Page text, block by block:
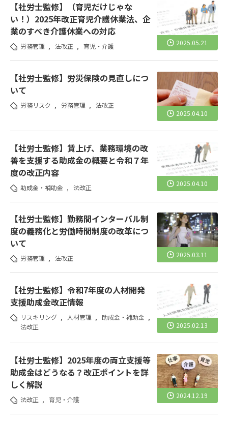
2025.05.21
【社労士監修】（育児だけじゃな
い！）2025年改正育児介護休業法、企
業のすべき介護休業への対応
労務管理 , 法改正 , 育児・介護
2025.04.10
【社労士監修】労災保険の見直しにつ
いて
労務リスク , 労務管理 , 法改正
2025.04.10
【社労士監修】賃上げ、業務環境の改
善を支援する助成金の概要と令和７年
度の改正内容
助成金・補助金 , 法改正
2025.03.11
【社労士監修】勤務間インターバル制
度の義務化と労働時間制度の改革につ
いて
労務管理 , 法改正
2025.02.13
【社労士監修】令和7年度の人材開発
支援助成金改正情報
リスキリング , 人材管理 , 助成金・補助金 ,
法改正
2024.12.19
【社労士監修】2025年度の両立支援等
助成金はどうなる？改正ポイントを詳
しく解説
法改正 , 育児・介護